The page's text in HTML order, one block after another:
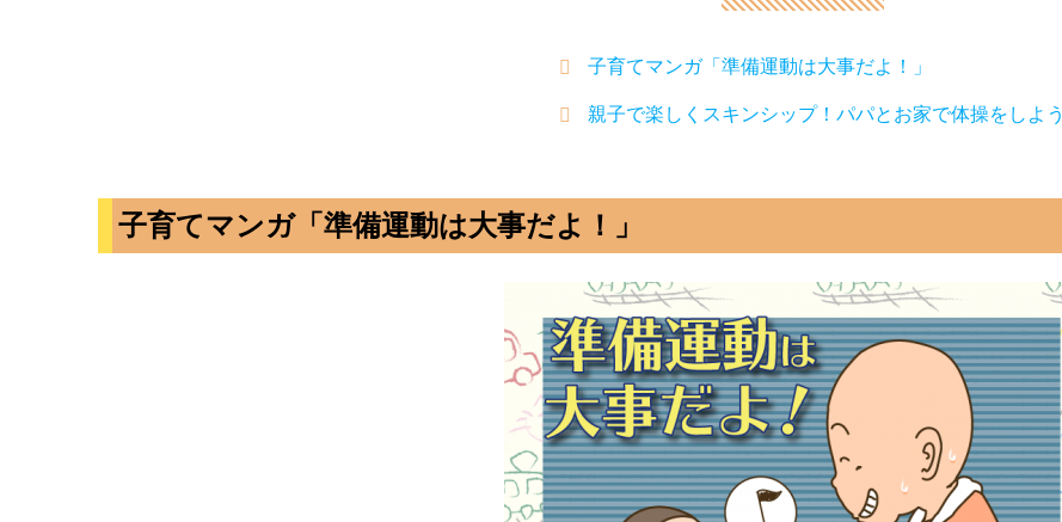
子育てマンガ「準備運動は大事だよ！」
親子で楽しくスキンシップ！パパとお家で体操をしよう
子育てマンガ「準備運動は大事だよ！」